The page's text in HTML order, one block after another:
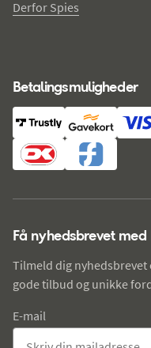
Derfor Spies
Betalingsmuligheder
Få nyhedsbrevet
Tilmeld dig nyhedsbrevet
gode tilbud og unikke
E-mail